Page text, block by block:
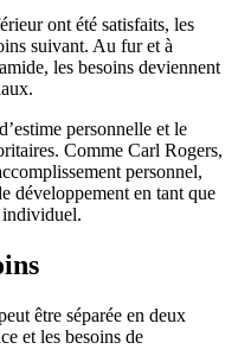
ont été satisfaits, les
suivant. Au fur et à
les besoins deviennent
personnelle et le
Comme Carl Rogers,
personnel,
développement en tant que
individuel.
être séparée en deux
et les besoins de